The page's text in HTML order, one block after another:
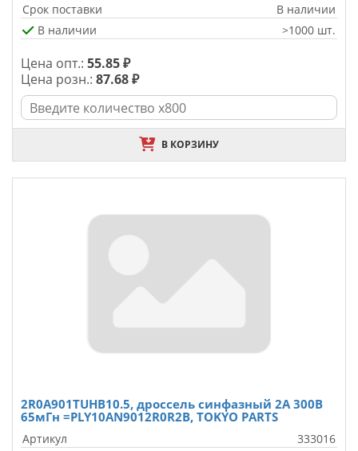
Срок поставки
В наличии
В наличии
>1000 шт.
Цена опт.: 55.85 ₽
Цена розн.: 87.68 ₽
В КОРЗИНУ
2R0A901TUHB10.5, дроссель синфазный 2А 300В
65мГн =PLY10AN9012R0R2B, TOKYO PARTS
Артикул
333016